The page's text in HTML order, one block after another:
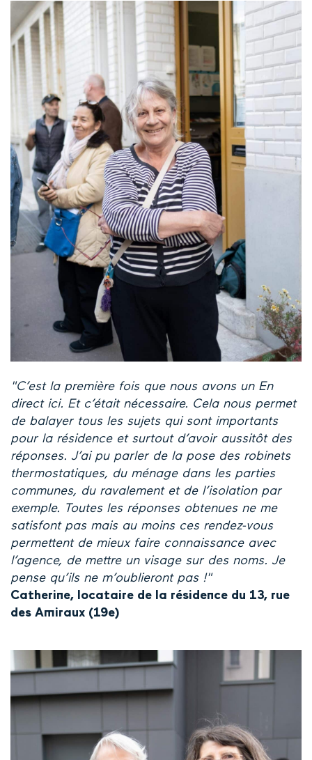
"C’est la première fois que nous avons un En
direct ici. Et c’était nécessaire. Cela nous permet
de balayer tous les sujets qui sont importants
pour la résidence et surtout d’avoir aussitôt des
réponses. J’ai pu parler de la pose des robinets
thermostatiques, du ménage dans les parties
communes, du ravalement et de l’isolation par
exemple. Toutes les réponses obtenues ne me
satisfont pas mais au moins ces rendez-vous
permettent de mieux faire connaissance avec
l’agence, de mettre un visage sur des noms. Je
pense qu’ils ne m’oublieront pas !"
Catherine, locataire de la résidence du 13, rue
des Amiraux (19e)